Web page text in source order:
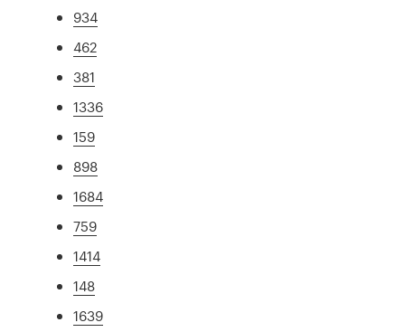
934
462
381
1336
159
898
1684
759
1414
148
1639